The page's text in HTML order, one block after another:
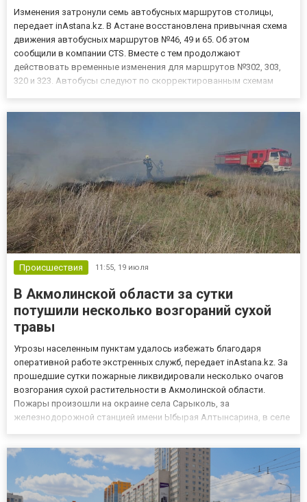
Изменения затронули семь автобусных маршрутов столицы,
передает inAstana.kz. В Астане восстановлена привычная схема
движения автобусных маршрутов №46, 49 и 65. Об этом
сообщили в компании CTS. Вместе с тем продолжают
действовать временные изменения для маршрутов №302, 303,
320 и 323. Автобусы следуют по скорректированным схемам
Происшествия 11:55, 19 июля
В Акмолинской области за сутки
потушили несколько возгораний сухой
травы
Угрозы населенным пунктам удалось избежать благодаря
оперативной работе экстренных служб, передает inAstana.kz. За
прошедшие сутки пожарные ликвидировали несколько очагов
возгорания сухой растительности в Акмолинской области.
Пожары произошли на окраине села Сарыколь, за
железнодорожной станцией имени Ыбырая Алтынсарина, в селе
возгораний...